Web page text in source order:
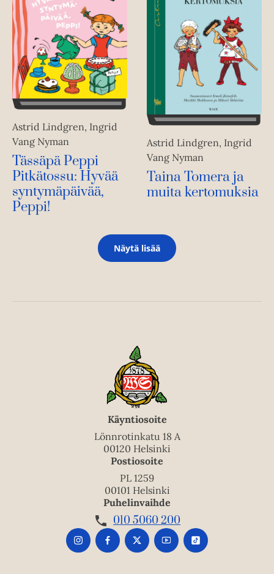
Astrid Lindgren, Ingrid
Vang Nyman
Tässäpä Peppi
Pitkätossu: Hyvää
syntymäpäivää,
Peppi!
Astrid Lindgren, Ingrid
Vang Nyman
Taina Tomera ja
muita kertomuksia
Näytä lisää
Käyntiosoite
Lönnrotinkatu 18 A
00120 Helsinki
Postiosoite
PL 1259
00101 Helsinki
Puhelinvaihde
010 5060 200